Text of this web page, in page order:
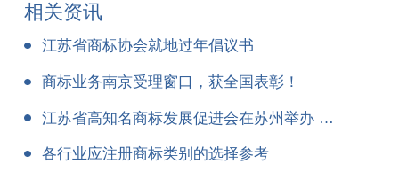
相关资讯
江苏省商标协会就地过年倡议书
商标业务南京受理窗口，获全国表彰！
江苏省高知名商标发展促进会在苏州举办 发布首批高知名商标名单
各行业应注册商标类别的选择参考